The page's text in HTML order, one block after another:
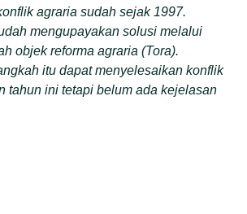
agraria sudah sejak 1997.
mengupayakan solusi melalui
objek reforma agraria (Tora).
itu dapat menyelesaikan konflik
tahun ini tetapi belum ada kejelasan